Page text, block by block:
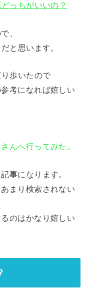
っちがいいの？
、
と思います。
歩いたので
考になれば嬉しい
んへ行ってみた。
事になります。
まり検索されない
のはかなり嬉しい